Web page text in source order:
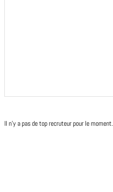
Il n'y a pas de top recruteur pour le moment.